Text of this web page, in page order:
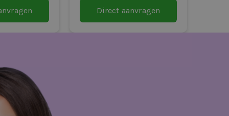
Direct aanvragen